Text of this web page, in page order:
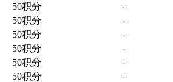
50积分
-
50积分
-
50积分
-
50积分
-
50积分
-
50积分
-